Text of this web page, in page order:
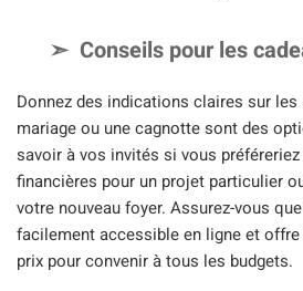
Conseils pour les
Donnez des indications claires sur les
mariage ou une cagnotte sont des
savoir à vos invités si vous
financières pour un projet particulier
votre nouveau foyer. Assurez-vous
facilement accessible en ligne et offre
prix pour convenir à tous les budgets.